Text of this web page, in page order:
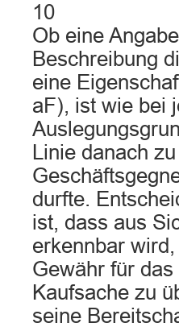
10
Ob eine
Beschreibung
eine
aF), ist wie bei
Linie danach
durfte.
ist, dass aus
erkennbar
Gewähr für
Kaufsache zu
seine